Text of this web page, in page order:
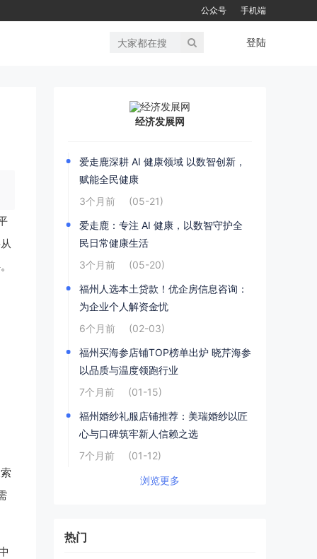
公众号 手机端
登陆
经济发展网
爱走鹿深耕 AI 健康领域 以数智创新，
赋能全民健康
3个月前
(05-21)
爱走鹿：专注 AI 健康，以数智守护全
民日常健康生活
3个月前
(05-20)
福州人选本土贷款！优企房信息咨询：
为企业个人解资金忧
6个月前
(02-03)
福州买海参店铺TOP榜单出炉 晓芹海参
以品质与温度领跑行业
7个月前
(01-15)
​福州婚纱礼服店铺推荐：美瑞婚纱以匠
心与口碑筑牢新人信赖之选
7个月前
(01-12)
浏览更多
热门